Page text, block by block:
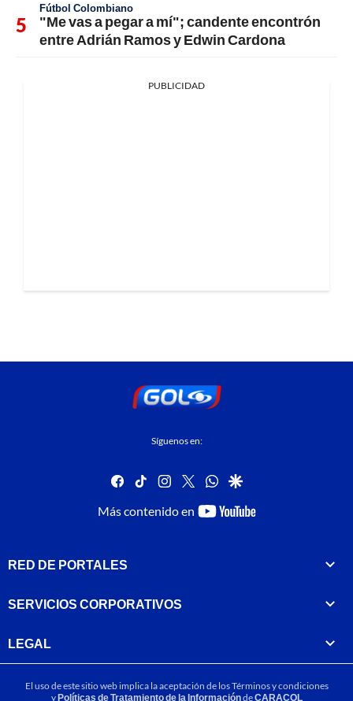
Fútbol Colombiano
"Me vas a pegar a mí"; candente encontrón
entre Adrián Ramos y Edwin Cardona
PUBLICIDAD
Síguenos en:
facebook
tiktok instagram
twitterwhatsapp
google
Más contenido en
youtube-
RED DE PORTALES
SERVICIOS CORPORATIVOS
LEGAL
El uso de este sitio web implica la aceptación de losTérminos y condiciones
yPolíticas de Tratamiento de la InformacióndeCARACOL